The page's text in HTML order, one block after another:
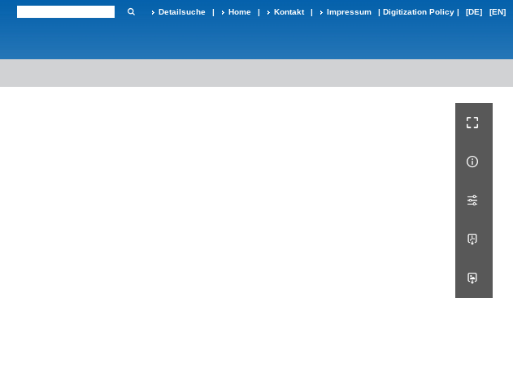
Detailsuche | Home | Kontakt | Impressum | Digitization Policy | [DE] [EN]